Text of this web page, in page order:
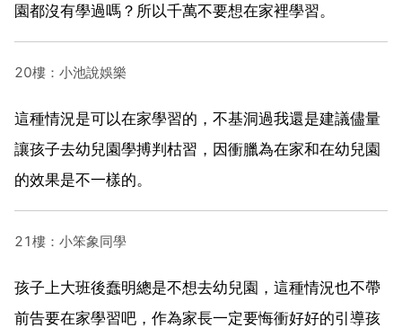
園都沒有學過嗎？所以千萬不要想在家裡學習。
20樓：小池說娛樂
這種情況是可以在家學習的，不基洞過我還是建議儘量
讓孩子去幼兒園學搏判枯習，因衝臘為在家和在幼兒園
的效果是不一樣的。
21樓：小笨象同學
孩子上大班後蠢明總是不想去幼兒園，這種情況也不帶
前告要在家學習吧，作為家長一定要悔衝好好的引導孩